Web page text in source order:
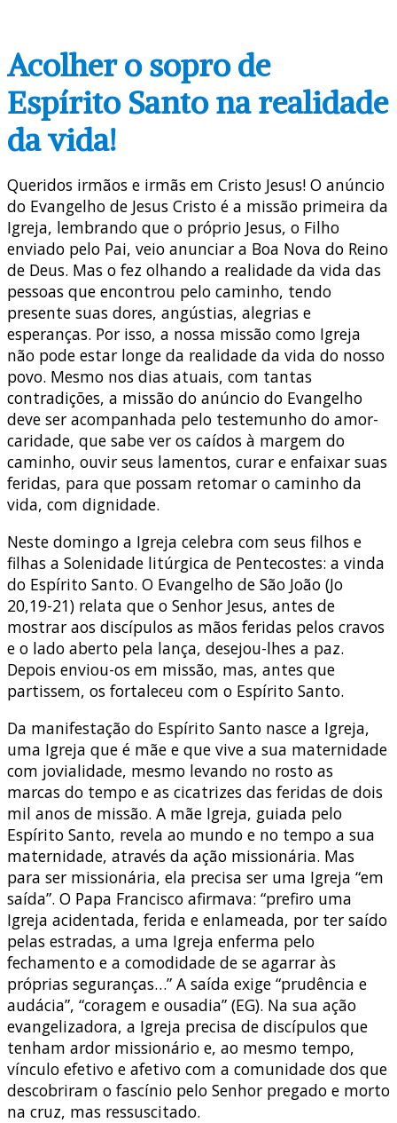
Acolher o sopro de
Espírito Santo na realidade
da vida!
Queridos irmãos e irmãs em Cristo Jesus! O anúncio
do Evangelho de Jesus Cristo é a missão primeira da
Igreja, lembrando que o próprio Jesus, o Filho
enviado pelo Pai, veio anunciar a Boa Nova do Reino
de Deus. Mas o fez olhando a realidade da vida das
pessoas que encontrou pelo caminho, tendo
presente suas dores, angústias, alegrias e
esperanças. Por isso, a nossa missão como Igreja
não pode estar longe da realidade da vida do nosso
povo. Mesmo nos dias atuais, com tantas
contradições, a missão do anúncio do Evangelho
deve ser acompanhada pelo testemunho do amor-
caridade, que sabe ver os caídos à margem do
caminho, ouvir seus lamentos, curar e enfaixar suas
feridas, para que possam retomar o caminho da
vida, com dignidade.
Neste domingo a Igreja celebra com seus filhos e
filhas a Solenidade litúrgica de Pentecostes: a vinda
do Espírito Santo. O Evangelho de São João (Jo
20,19-21) relata que o Senhor Jesus, antes de
mostrar aos discípulos as mãos feridas pelos cravos
e o lado aberto pela lança, desejou-lhes a paz.
Depois enviou-os em missão, mas, antes que
partissem, os fortaleceu com o Espírito Santo.
Da manifestação do Espírito Santo nasce a Igreja,
uma Igreja que é mãe e que vive a sua maternidade
com jovialidade, mesmo levando no rosto as
marcas do tempo e as cicatrizes das feridas de dois
mil anos de missão. A mãe Igreja, guiada pelo
Espírito Santo, revela ao mundo e no tempo a sua
maternidade, através da ação missionária. Mas
para ser missionária, ela precisa ser uma Igreja “em
saída”. O Papa Francisco afirmava: “prefiro uma
Igreja acidentada, ferida e enlameada, por ter saído
pelas estradas, a uma Igreja enferma pelo
fechamento e a comodidade de se agarrar às
próprias seguranças…” A saída exige “prudência e
audácia”, “coragem e ousadia” (EG). Na sua ação
evangelizadora, a Igreja precisa de discípulos que
tenham ardor missionário e, ao mesmo tempo,
vínculo efetivo e afetivo com a comunidade dos que
descobriram o fascínio pelo Senhor pregado e morto
na cruz, mas ressuscitado.